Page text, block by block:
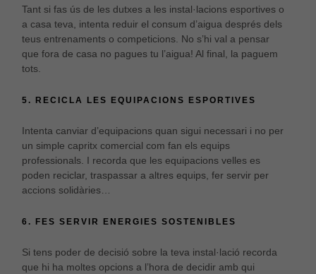
Tant si fas ús de les dutxes a les instal·lacions esportives o
a casa teva, intenta reduir el consum d’aigua després dels
teus entrenaments o competicions. No s’hi val a pensar
que fora de casa no pagues tu l’aigua! Al final, la paguem
tots.
5. RECICLA LES EQUIPACIONS ESPORTIVES
Intenta canviar d’equipacions quan sigui necessari i no per
un simple capritx comercial com fan els equips
professionals. I recorda que les equipacions velles es
poden reciclar, traspassar a altres equips, fer servir per
accions solidàries…
6. FES SERVIR ENERGIES SOSTENIBLES
Si tens poder de decisió sobre la teva instal·lació recorda
que hi ha moltes opcions a l’hora de decidir amb qui